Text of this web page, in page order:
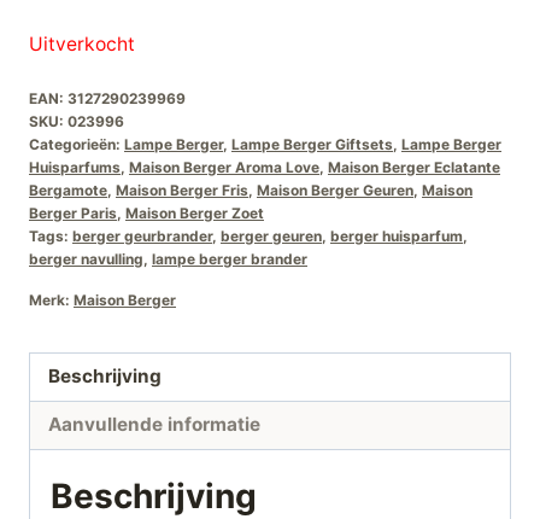
Uitverkocht
EAN: 3127290239969
SKU: 023996
Categorieën: Lampe Berger, Lampe Berger Giftsets, Lampe Berger
Huisparfums, Maison Berger Aroma Love, Maison Berger Eclatante
Bergamote, Maison Berger Fris, Maison Berger Geuren, Maison
Berger Paris, Maison Berger Zoet
Tags: berger geurbrander, berger geuren, berger huisparfum,
berger navulling, lampe berger brander
Merk: Maison Berger
Beschrijving
Aanvullende informatie
Beschrijving